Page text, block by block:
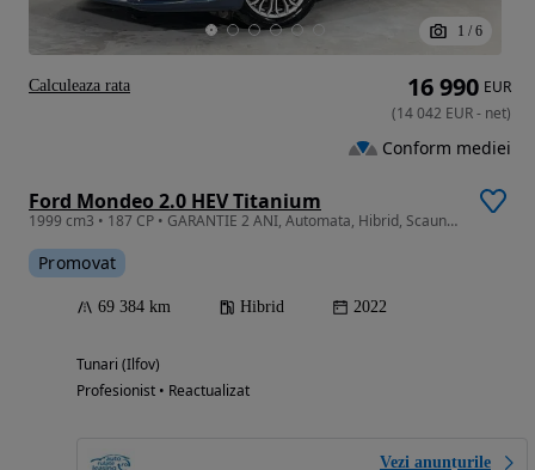
1 / 6
Ford Mondeo 2.0 HEV Titanium
1999 cm3 • 187 CP • GARANTIE 2 ANI, Automata, Hibrid, Scaune incalzite, Navi, Camera, LED
Promovat
69 384 km Hibrid 2022
Tunari (Ilfov)
Profesionist • Reactualizat
Vezi anunțurile
16 990 EUR
(14 042 EUR- net)
Conform mediei
Calculeaza rata